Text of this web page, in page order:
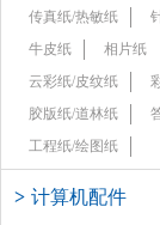
传真纸/热敏纸
牛皮纸
相片纸
云彩纸/皮纹纸
胶版纸/道林纸
工程纸/绘图纸
> 计算机配件